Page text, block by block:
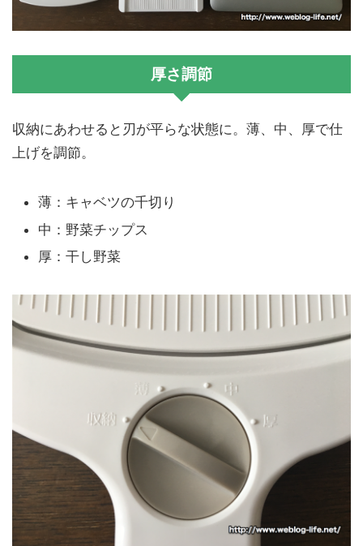
厚さ調節
収納にあわせると刃が平らな状態に。薄、中、厚で仕
上げを調節。
薄：キャベツの千切り
中：野菜チップス
厚：干し野菜